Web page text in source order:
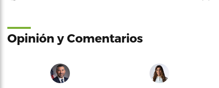
Opinión y Comentarios